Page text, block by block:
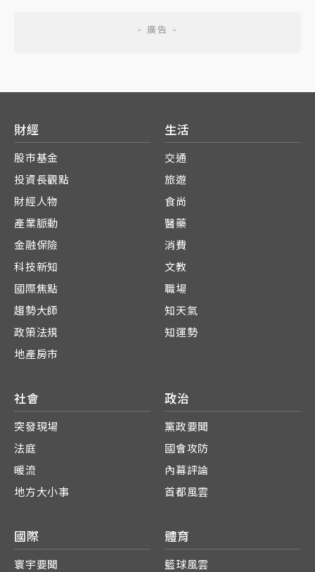
財經
股市基金
投資長觀點
財經人物
產業脈動
金融保險
科技新知
國際焦點
趨勢大師
政策法規
地產房市
生活
交通
旅遊
食尚
醫藥
消費
文教
職場
知天氣
知運勢
社會
突發現場
法庭
暖流
地方大小事
政治
黨政要聞
國會攻防
內幕評論
首都風雲
國際
寰宇要聞
體育
籃球風雲